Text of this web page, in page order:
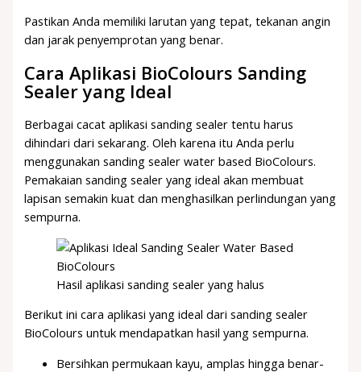
Pastikan Anda memiliki larutan yang tepat, tekanan angin
dan jarak penyemprotan yang benar.
Cara Aplikasi BioColours Sanding
Sealer yang Ideal
Berbagai cacat aplikasi sanding sealer tentu harus
dihindari dari sekarang. Oleh karena itu Anda perlu
menggunakan sanding sealer water based BioColours.
Pemakaian sanding sealer yang ideal akan membuat
lapisan semakin kuat dan menghasilkan perlindungan yang
sempurna.
Hasil aplikasi sanding sealer yang halus
Berikut ini cara aplikasi yang ideal dari sanding sealer
BioColours untuk mendapatkan hasil yang sempurna.
Bersihkan permukaan kayu, amplas hingga benar-